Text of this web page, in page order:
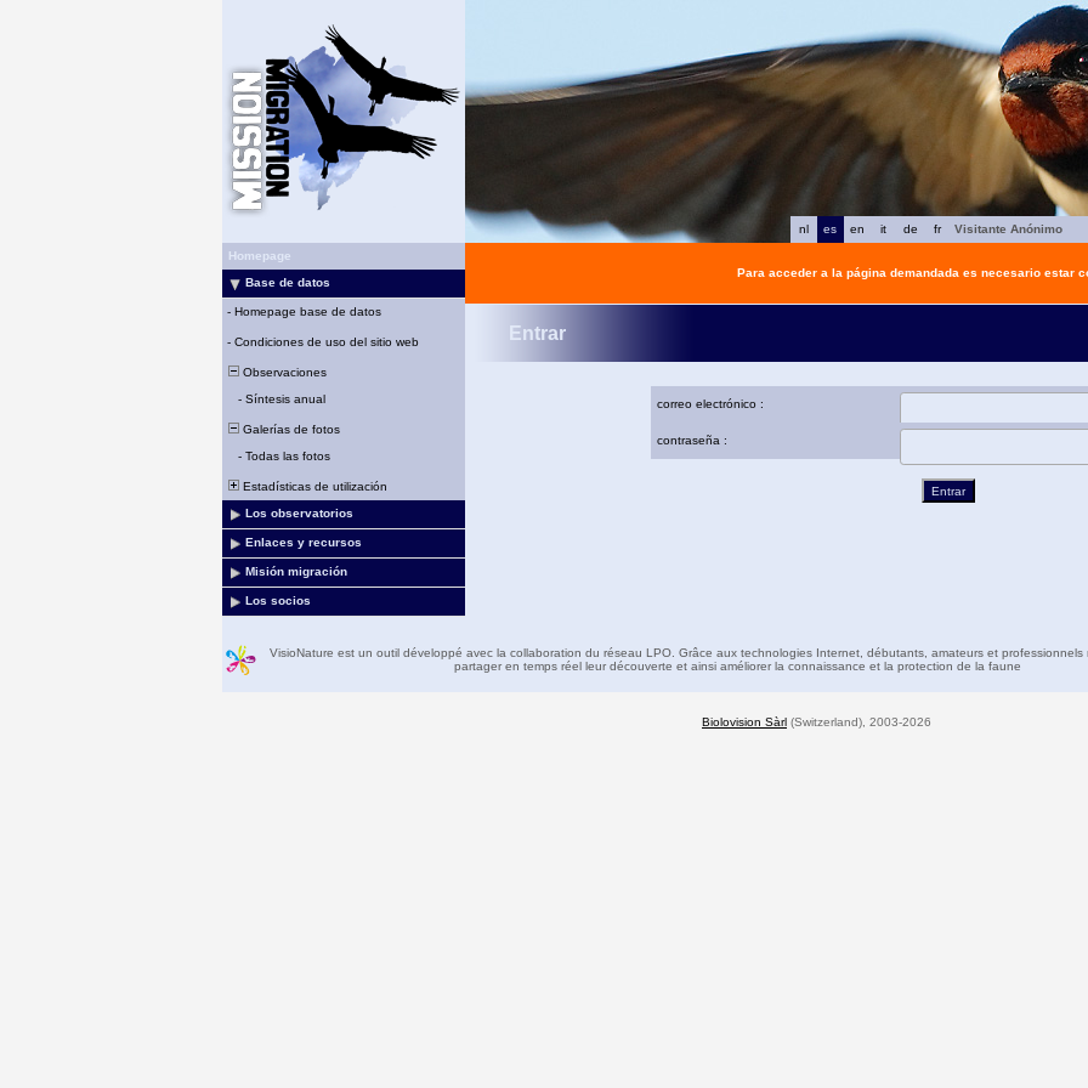
fr
de
it
en
es
nl
Visitante Anónimo
Homepage
Base de datos
- Homepage base de datos
- Condiciones de uso del sitio web
Observaciones
- Síntesis anual
Galerías de fotos
- Todas las fotos
Estadísticas de utilización
Los observatorios
Enlaces y recursos
Misión migración
Los socios
Para acceder a la página demandada es necesario estar
Entrar
correo electrónico :
contraseña :
VisioNature est un outil développé avec la collaboration du réseau LPO. Grâce aux technologies Internet, débutants, amateurs et professionnels
partager en temps réel leur découverte et ainsi améliorer la connaissance et la protection de la faune
Biolovision Sàrl (Switzerland), 2003-2026